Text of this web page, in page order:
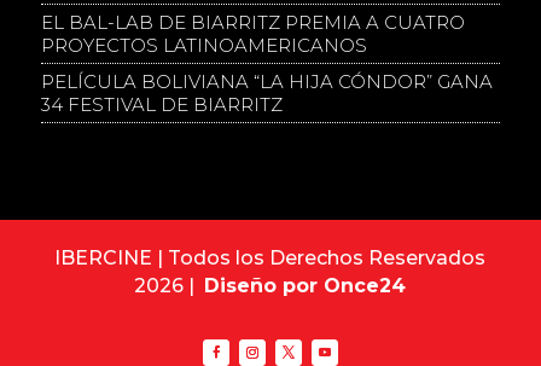
EL BAL-LAB DE BIARRITZ PREMIA A CUATRO
PROYECTOS LATINOAMERICANOS
PELÍCULA BOLIVIANA “LA HIJA CÓNDOR” GANA
34 FESTIVAL DE BIARRITZ
IBERCINE | Todos los Derechos Reservados
2026 | Diseño por Once24